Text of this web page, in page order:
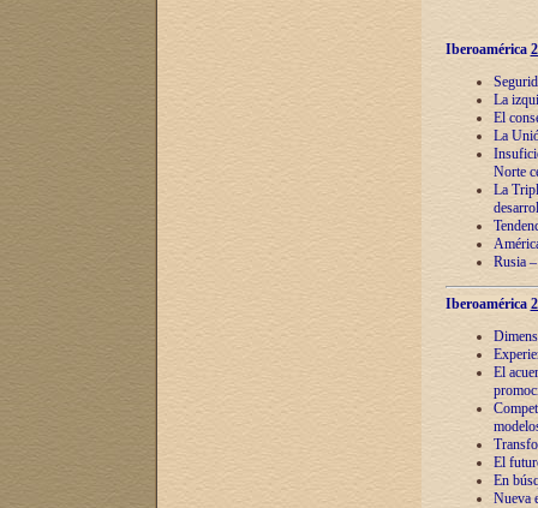
Iberoamérica
La
El
La
Norte
La
Rusia
Iberoamérica
El
El
En
Nueva